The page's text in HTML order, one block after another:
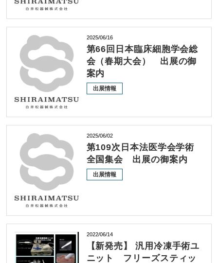
2025/06/16
第66回日本臨床細胞学会総
会（春期大会） 出展の御
案内
出展情報
2025/06/02
第109次日本法医学会学術
全国集会 出展の御案内
出展情報
2022/06/14
【新発売】 汎用冷凍手術ユ
ニット フリーズスティッ